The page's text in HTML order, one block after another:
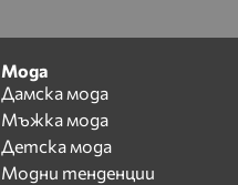
Мода
Дамска мода
Мъжка мода
Детска мода
Модни тенденции